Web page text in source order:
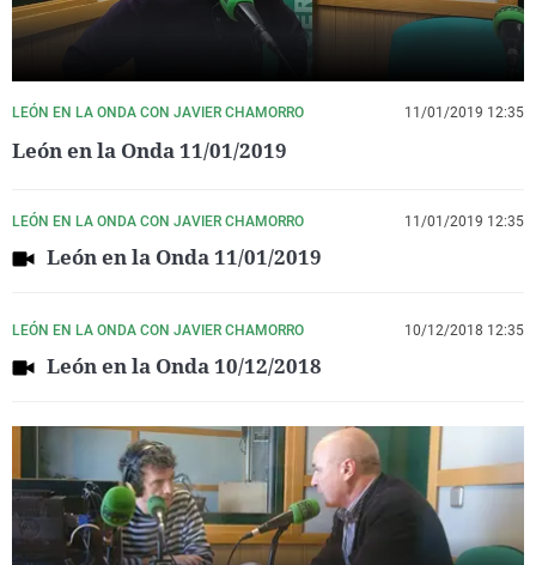
LEÓN EN LA ONDA CON JAVIER CHAMORRO 11/01/2019 12:35
León en la Onda 11/01/2019
LEÓN EN LA ONDA CON JAVIER CHAMORRO 11/01/2019 12:35
León en la Onda 11/01/2019
LEÓN EN LA ONDA CON JAVIER CHAMORRO 10/12/2018 12:35
León en la Onda 10/12/2018